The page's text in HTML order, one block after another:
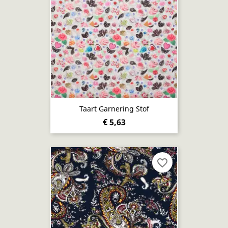
Taart Garnering Stof
€ 5,63
favorite_border